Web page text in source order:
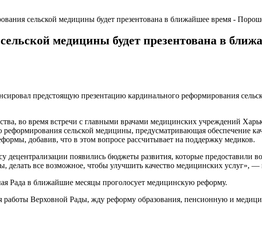
сельской медицины будет презентована в ближайшее время -
медицины будет презентована в
предстоящую презентацию кардинального реформирования
во время встречи с главными врачами медицинских учреждений
реформирования сельской медицины, предусматривающая обеспечение
добавив, что в этом вопросе рассчитывает на поддержку медиков.
децентрализации появились бюджеты развития, которые
делать все возможное, чтобы улучшить качество медицинских услуг»,
Рада в ближайшие месяцы проголосует медицинскую реформу.
работы Верховной Рады, жду реформу образования, пенсионную и